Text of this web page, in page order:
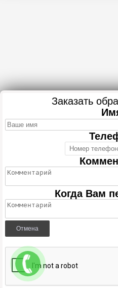
Заказать
Когда Вам
Отмена